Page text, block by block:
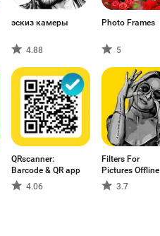
эскиз камеры
4.88
Photo Frames
5
QRscanner:
Barcode & QR app
4.06
Filters For
Pictures Offline
3.7